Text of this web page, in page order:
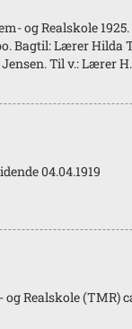
og Realskole
Bagtil: Lærer Hilda
Til v.: Lærer
04.04.1919
Realskole (TMR)